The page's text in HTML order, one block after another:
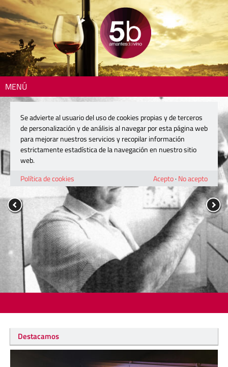
MENÚ
Destacamos
Se advierte al usuario del uso de cookies propias y de terceros
de personalización y de análisis al navegar por esta página web
para mejorar nuestros servicios y recopilar información
estrictamente estadística de la navegación en nuestro sitio
web.
Política de cookies
Acepto· No acepto